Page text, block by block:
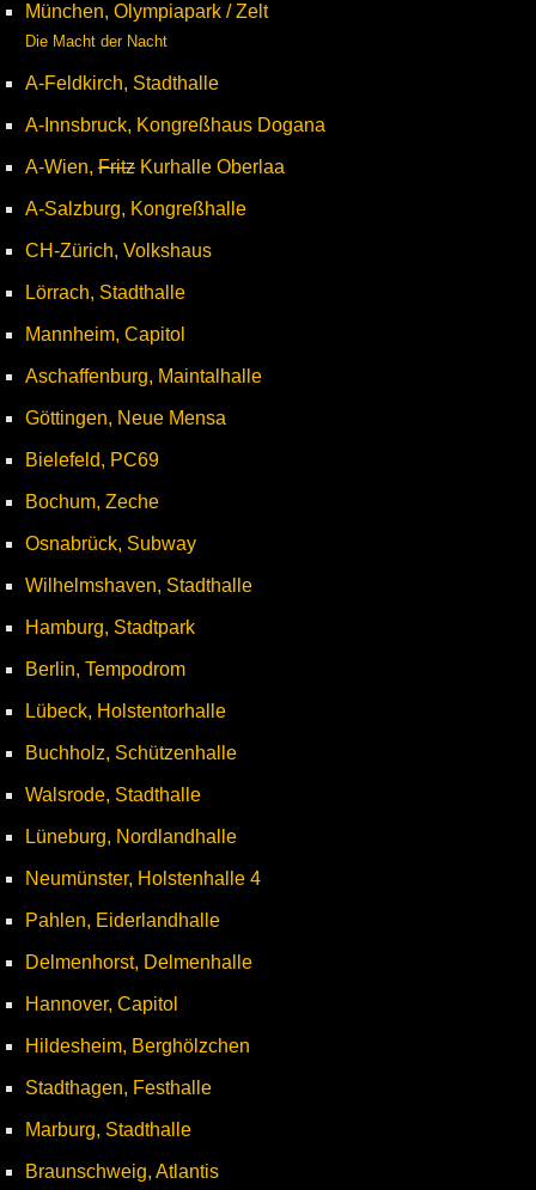
München, Olympiapark / Zelt
Die Macht der Nacht
A-Feldkirch, Stadthalle
A-Innsbruck, Kongreßhaus Dogana
A-Wien, Fritz Kurhalle Oberlaa
A-Salzburg, Kongreßhalle
CH-Zürich, Volkshaus
Lörrach, Stadthalle
Mannheim, Capitol
Aschaffenburg, Maintalhalle
Göttingen, Neue Mensa
Bielefeld, PC69
Bochum, Zeche
Osnabrück, Subway
Wilhelmshaven, Stadthalle
Hamburg, Stadtpark
Berlin, Tempodrom
Lübeck, Holstentorhalle
Buchholz, Schützenhalle
Walsrode, Stadthalle
Lüneburg, Nordlandhalle
Neumünster, Holstenhalle 4
Pahlen, Eiderlandhalle
Delmenhorst, Delmenhalle
Hannover, Capitol
Hildesheim, Berghölzchen
Stadthagen, Festhalle
Marburg, Stadthalle
Braunschweig, Atlantis